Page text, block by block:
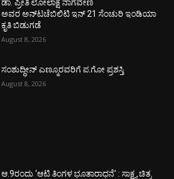
ಡಾ. ಪ್ರೀತಿ ಲೋಲಾಕ್ಷ ನಾಗವೇಣಿ
ಅವರ ಅನ್‌ಟಚೆಬಿಲಿಟಿ ಇನ್ 21 ಸೆಂಚುರಿ ಇಂಡಿಯಾ
ಕೃತಿ ಬಿಡುಗಡೆ
August 8, 2026
ಸಂಶುದ್ಧೀನ್ ಎಣ್ಮೂರವರಿಗೆ ಪ.ಗೋ ಪ್ರಶಸ್ತಿ
August 8, 2026
ಆ.9ರಂದು ‘ಆಟಿ ತಿಂಗಳ ಭೂತಾರಾಧನೆ’ : ಸಾಕ್ಷ್ಯ ಚಿತ್ರ